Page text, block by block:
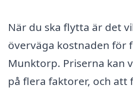
När du ska flytta är det
överväga kostnaden för
Munktorp. Priserna kan
på flera faktorer, och att